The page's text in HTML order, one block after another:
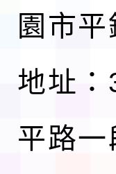
園市
地址
平路